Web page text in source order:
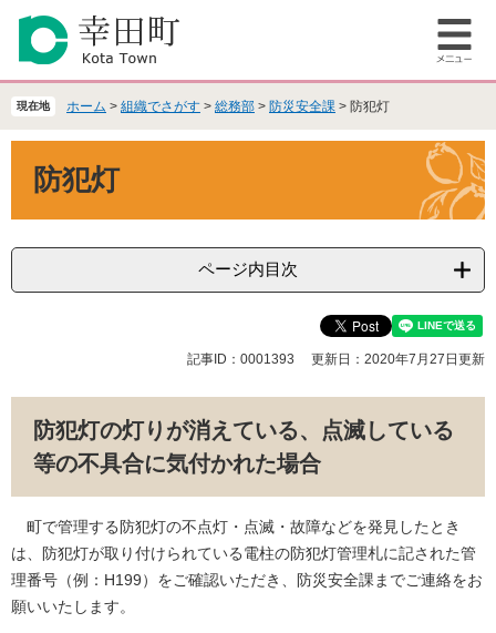
の
頭
ー
飛
本
文
メ
現在地 ホーム > 組織でさがす > 総務部 > 防災安全課 > 防犯灯
防犯灯
ページ内目次
記事ID：0001393 更新日：2020年7月27日更新
防犯灯の灯りが消えている、点滅している
等の不具合に気付かれた場合
町で管理する防犯灯の不点灯・点滅・故障などを発見したとき
は、防犯灯が取り付けられている電柱の防犯灯管理札に記された管
理番号（例：H199）をご確認いただき、防災安全課までご連絡をお
願いいたします。